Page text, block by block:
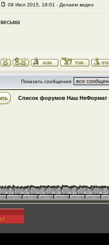
09 Июл 2015, 18:01 - Делаем видео
весьма
Показать сообщения:
Список форумов Наш НеФормат